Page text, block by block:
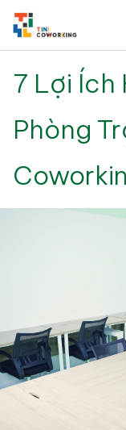
7 Lợi Ích
Phòng